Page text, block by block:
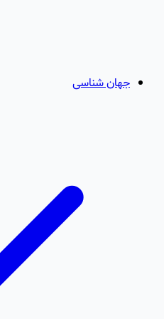
جهان شناسی